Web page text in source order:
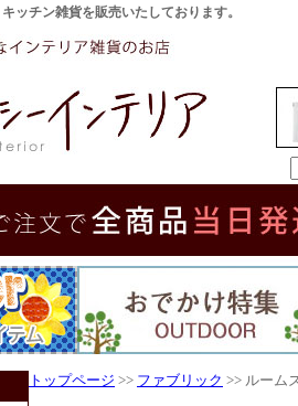
ッチン雑貨を販売いたしております。
トップページ >> ファブリック >> ルーム